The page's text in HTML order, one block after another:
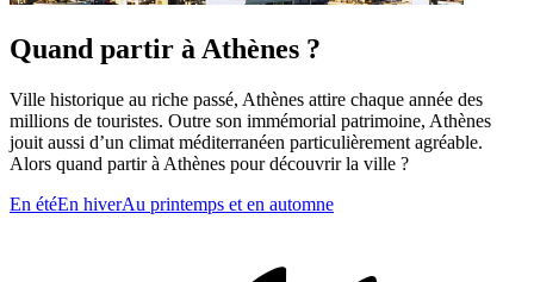
Quand partir à Athènes ?
Ville historique au riche passé, Athènes attire chaque année des
millions de touristes. Outre son immémorial patrimoine, Athènes
jouit aussi d’un climat méditerranéen particulièrement agréable.
Alors quand partir à Athènes pour découvrir la ville ?
En étéEn hiverAu printemps et en automne